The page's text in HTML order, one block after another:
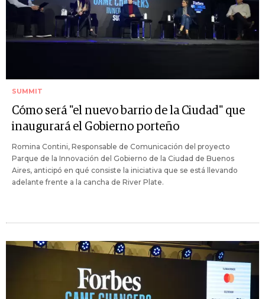
SUMMIT
Cómo será "el nuevo barrio de la Ciudad" que
inaugurará el Gobierno porteño
Romina Contini, Responsable de Comunicación del proyecto
Parque de la Innovación del Gobierno de la Ciudad de Buenos
Aires, anticipó en qué consiste la iniciativa que se está llevando
adelante frente a la cancha de River Plate.